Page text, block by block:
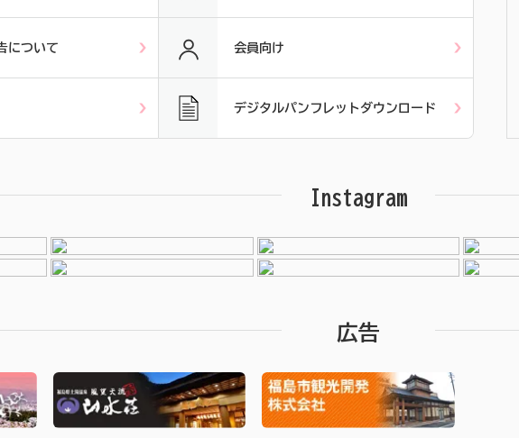
について 会員向け
デジタルパンフレットダウンロード
Instagram
広告